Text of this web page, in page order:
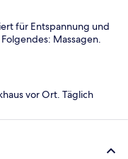
für Entspannung und
Massagen.
vor Ort. Täglich